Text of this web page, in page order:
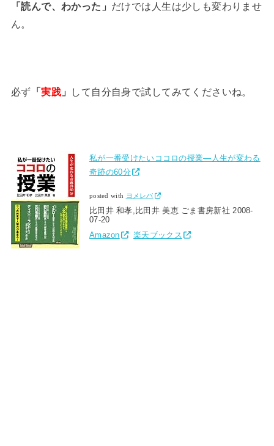
「読んで、わかった」 だけでは人生は少しも変わりませ
ん。
必ず 「実践」 して自分自身で試してみてくださいね。
私が一番受けたいココロの授業―人生が変わる
奇跡の60分
posted with ヨメレバ
比田井 和孝,比田井 美恵 ごま書房新社 2008-
07-20
Amazon
楽天ブックス